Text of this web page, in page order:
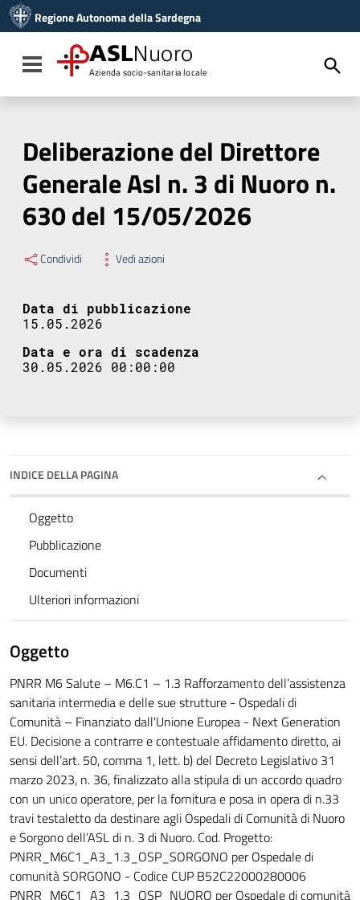
Vai al menu di navigazione
Vai al footer
Regione Autonoma della Sardegna
Toggle navigation
ASLNuoro
Azienda socio-sanitaria locale
Deliberazione del Direttore
Generale Asl n. 3 di Nuoro n.
630 del 15/05/2026
Condividi Vedi azioni
Data di pubblicazione
15.05.2026
Data e ora di scadenza
30.05.2026 00:00:00
INDICE DELLA PAGINA
Oggetto
Pubblicazione
Documenti
Ulteriori informazioni
Oggetto
PNRR M6 Salute – M6.C1 – 1.3 Rafforzamento dell’assistenza
sanitaria intermedia e delle sue strutture - Ospedali di
Comunità – Finanziato dall'Unione Europea - Next Generation
EU. Decisione a contrarre e contestuale affidamento diretto, ai
sensi dell’art. 50, comma 1, lett. b) del Decreto Legislativo 31
marzo 2023, n. 36, finalizzato alla stipula di un accordo quadro
con un unico operatore, per la fornitura e posa in opera di n.33
travi testaletto da destinare agli Ospedali di Comunità di Nuoro
e Sorgono dell’ASL di n. 3 di Nuoro. Cod. Progetto:
PNRR_M6C1_A3_1.3_OSP_SORGONO per Ospedale di
comunità SORGONO - Codice CUP B52C22000280006
PNRR_M6C1_A3_1.3_OSP_NUORO per Ospedale di comunità